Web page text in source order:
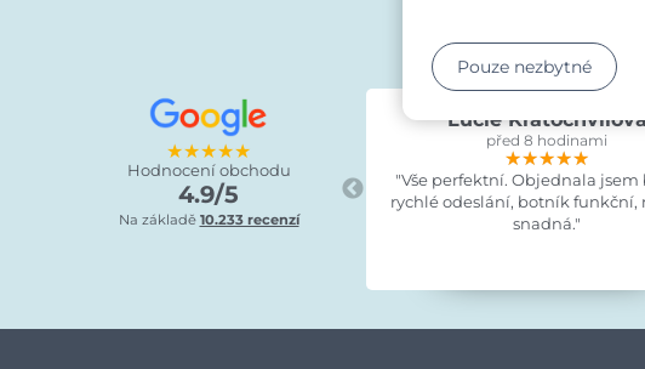
★★★★★
Hodnocení obchodu
4.9/5
Na základě 10.233 recenzí
Lucie
před 8 hodinami
★★★★★
★★★★★
★★★★★
"Vše perfektní. Objednala jsem
rychlé odeslání, botník funkční,
snadná."
Pouze nezbytné